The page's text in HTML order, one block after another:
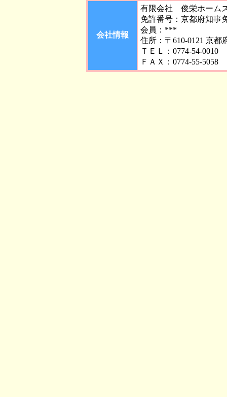
会社情報
有限会社 俊栄ホーム
免許番号：京都府知事
会員：***
住所：〒610-0121 京都
ＴＥＬ：0774-54-0010
ＦＡＸ：0774-55-5058